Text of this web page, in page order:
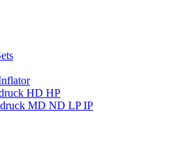
HD HP
MD ND LP IP